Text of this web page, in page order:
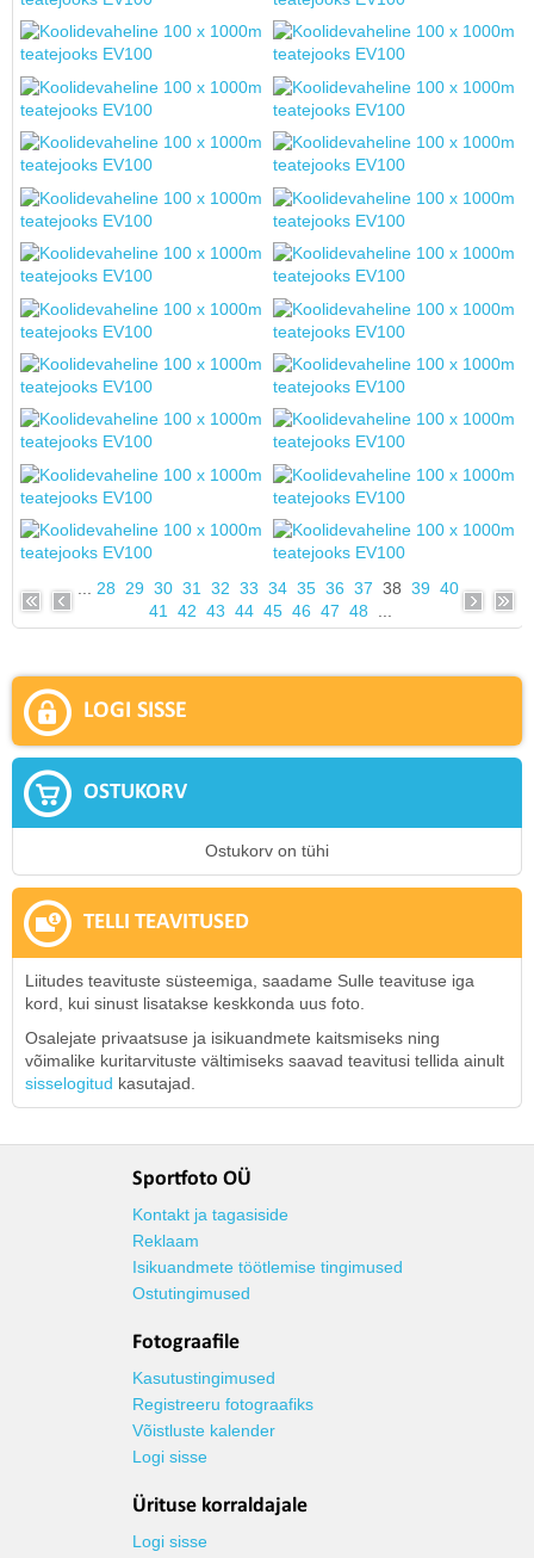
28 29 30 31 32 33 34 35 36 37 38 39 40
41
42 43 44 45 46 47 48
LOGI SISSE
OSTUKORV
Ostukorv on tühi
TELLI TEAVITUSED
Liitudes teavituste süsteemiga, saadame Sulle teavituse iga
kord, kui sinust lisatakse keskkonda uus foto.
Osalejate privaatsuse ja isikuandmete kaitsmiseks ning
võimalike kuritarvituste vältimiseks saavad teavitusi tellida ainult
sisselogitud kasutajad.
Sportfoto OÜ
Kontakt ja tagasiside
Reklaam
Isikuandmete töötlemise tingimused
Ostutingimused
Fotograafile
Kasutustingimused
Registreeru fotograafiks
Võistluste kalender
Logi sisse
Ürituse korraldajale
Logi sisse